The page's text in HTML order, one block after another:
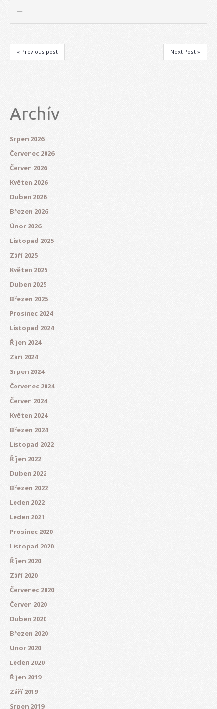
« Previous post Next Post »
Archív
Srpen 2026
Červenec 2026
Červen 2026
Květen 2026
Duben 2026
Březen 2026
Únor 2026
Listopad 2025
Září 2025
Květen 2025
Duben 2025
Březen 2025
Prosinec 2024
Listopad 2024
Říjen 2024
Září 2024
Srpen 2024
Červenec 2024
Červen 2024
Květen 2024
Březen 2024
Listopad 2022
Říjen 2022
Duben 2022
Březen 2022
Leden 2022
Leden 2021
Prosinec 2020
Listopad 2020
Říjen 2020
Září 2020
Červenec 2020
Červen 2020
Duben 2020
Březen 2020
Únor 2020
Leden 2020
Říjen 2019
Září 2019
Srpen 2019